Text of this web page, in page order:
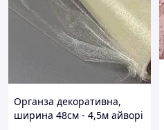
Органза декоративна,
ширина 48см - 4,5м айворі